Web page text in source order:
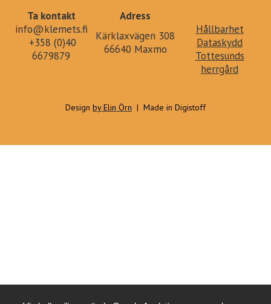
Ta kontakt
Adress
info@klemets.fi
+358 (0)40
6679879
Kärklaxvägen 308
66640 Maxmo
Hållbarhet
Dataskydd
Tottesunds
herrgård
Design by Elin Örn | Made in Digistoff